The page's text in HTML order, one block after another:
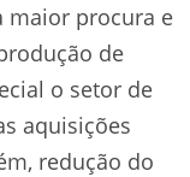
maior procura e
de
o setor de
aquisições
redução do